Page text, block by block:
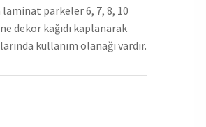
parkeler 6, 7, 8, 10
dekor kağıdı kaplanarak
kullanım olanağı vardır.